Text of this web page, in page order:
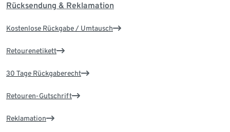
Rücksendung & Reklamation
Kostenlose Rückgabe / Umtausch
Retourenetikett
30 Tage Rückgaberecht
Retouren-Gutschrift
Reklamation